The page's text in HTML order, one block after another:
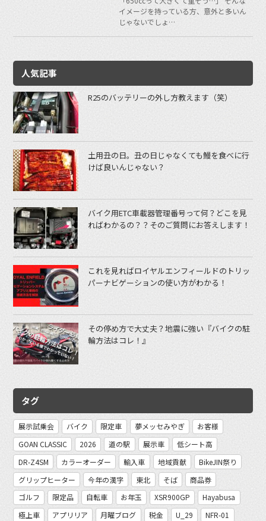
イメージを持っている方、意外と多いん
じゃないでしょ…
人気記事
R25のバッテリーの外し方教えます（笑）
土用丑の日。丑の日じゃなくても鰻を食べに行
けば良いんじゃない？
バイク用ETC車載器管理番号って何？どこを見
ればわかるの？？そのご質問にお答えします！
これを見ればロイヤルエンフィールドのトリッ
パーナビゲーションの使い方がわかる！
その停め方で大丈夫？地震に強い『バイクの駐
輪方法はコレ！』
タグ
展示試乗会 バイク 限定車 夢メッセみやぎ
お客様
GOAN CLASSIC
2026 道の駅 展示車
低シート高
DR-Z4SM
カラーオーダー 輸入車 地域貢献
BikeJIN祭り
グリップヒーター
今年の漢字 東北 そば
商品券
ゴルフ
限定品 自転車 お年玉 XSR900GP
Hayabusa
極上車
アプリリア 月曜ブログ 税金 U_29
NFR-01